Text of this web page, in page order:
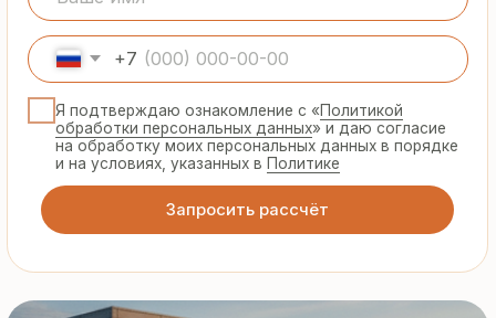
Сертифицированная
продукция
Все сэндвич-панели и профнастил
стандартам качества
Гарантия
от производителя
Предоставляем официальную гарантию
на материалы и подтверждаем
надёжность каждой партии